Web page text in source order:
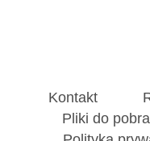
Kontakt
Pliki do